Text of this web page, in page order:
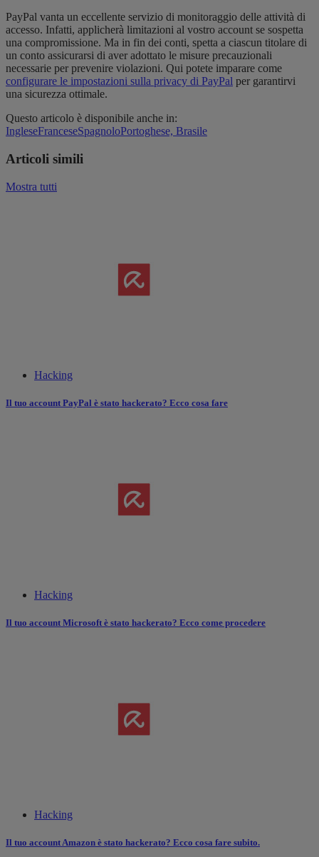
PayPal vanta un eccellente servizio di monitoraggio delle attività di
accesso. Infatti, applicherà limitazioni al vostro account se sospetta
una compromissione. Ma in fin dei conti, spetta a ciascun titolare di
un conto assicurarsi di aver adottato le misure precauzionali
necessarie per prevenire violazioni. Qui potete imparare come
configurare le impostazioni sulla privacy di PayPal per garantirvi
una sicurezza ottimale.
Questo articolo è disponibile anche in:
IngleseFranceseSpagnoloPortoghese, Brasile
Articoli simili
Mostra tutti
Hacking
Il tuo account PayPal è stato hackerato? Ecco cosa fare
Hacking
Il tuo account Microsoft è stato hackerato? Ecco come procedere
Hacking
Il tuo account Amazon è stato hackerato? Ecco cosa fare subito.